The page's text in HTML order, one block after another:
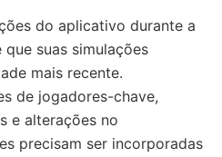
do aplicativo durante a
suas simulações
mais recente.
de jogadores-chave,
e alterações no
precisam ser incorporadas